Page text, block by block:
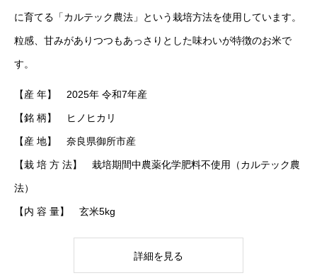
に育てる「カルテック農法」という栽培方法を使用しています。
粒感、甘みがありつつもあっさりとした味わいが特徴のお米で
す。
【産 年】 2025年 令和7年産
【銘 柄】 ヒノヒカリ
【産 地】 奈良県御所市産
【栽 培 方 法】 栽培期間中農薬化学肥料不使用（カルテック農
法）
【内 容 量】 玄米5kg
詳細を見る